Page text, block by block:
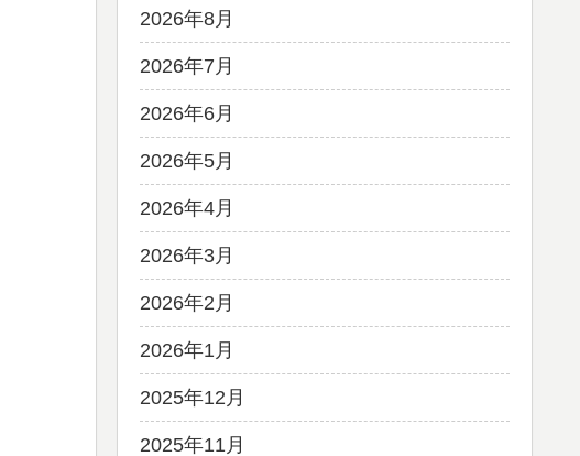
2026年8月
2026年7月
2026年6月
2026年5月
2026年4月
2026年3月
2026年2月
2026年1月
2025年12月
2025年11月